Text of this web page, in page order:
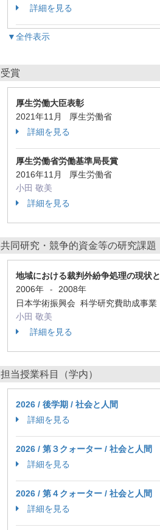
詳細を見る
▼全件表示
受賞
厚生労働大臣表彰
2021年11月 厚生労働省
詳細を見る
厚生労働省労働基準局長賞
2016年11月 厚生労働省
小田 敬美
詳細を見る
共同研究・競争的資金等の研究課題
地域における裁判外紛争処理の現状
2006年
-
2008年
日本学術振興会 科学研究費助成事
小田 敬美
詳細を見る
担当授業科目（学内）
2026 / 後学期 / 社会と人間
詳細を見る
2026 / 第３クォーター / 社会と人間
詳細を見る
2026 / 第４クォーター / 社会と人間
詳細を見る